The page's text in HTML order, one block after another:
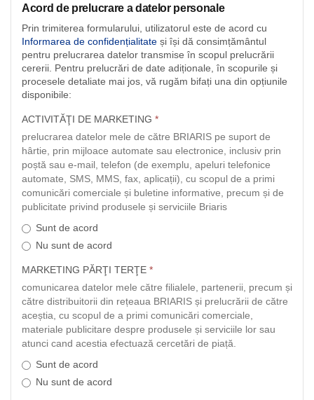
Acord de prelucrare a datelor personale
Prin trimiterea formularului, utilizatorul este de acord cu
Informarea de confidențialitate și își dă consimțământul
pentru prelucrarea datelor transmise în scopul prelucrării
cererii. Pentru prelucrări de date adiționale, în scopurile și
procesele detaliate mai jos, vă rugăm bifați una din opțiunile
disponibile:
ACTIVITĂŢI DE MARKETING *
prelucrarea datelor mele de către BRIARIS pe suport de
hârtie, prin mijloace automate sau electronice, inclusiv prin
poștă sau e-mail, telefon (de exemplu, apeluri telefonice
automate, SMS, MMS, fax, aplicații), cu scopul de a primi
comunicări comerciale și buletine informative, precum și de
publicitate privind produsele și serviciile Briaris
Sunt de acord
Nu sunt de acord
MARKETING PĂRŢI TERŢE *
comunicarea datelor mele către filialele, partenerii, precum și
către distribuitorii din rețeaua BRIARIS și prelucrării de către
aceștia, cu scopul de a primi comunicări comerciale,
materiale publicitare despre produsele și serviciile lor sau
atunci cand acestia efectuază cercetări de piață.
Sunt de acord
Nu sunt de acord